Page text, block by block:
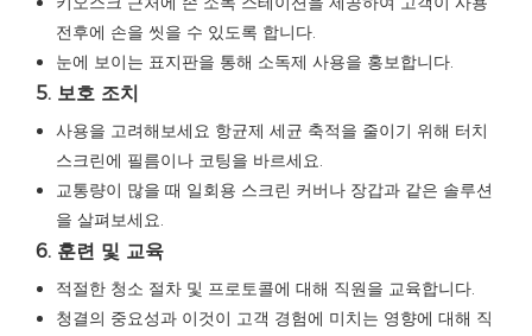
전후에 손을 씻을 수 있도록 합니다.
눈에 보이는 표지판을 통해 소독제 사용을 홍보합니다.
5. 보호 조치
사용을 고려해보세요 항균제 세균 축적을 줄이기 위해 터치
스크린에 필름이나 코팅을 바르세요.
교통량이 많을 때 일회용 스크린 커버나 장갑과 같은 솔루션
을 살펴보세요.
6. 훈련 및 교육
적절한 청소 절차 및 프로토콜에 대해 직원을 교육합니다.
청결의 중요성과 이것이 고객 경험에 미치는 영향에 대해 직